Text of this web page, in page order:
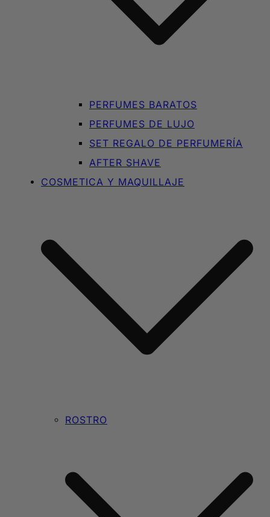
PERFUMES BARATOS
PERFUMES DE LUJO
SET REGALO DE PERFUMERÍA
AFTER SHAVE
COSMETICA Y MAQUILLAJE
ROSTRO